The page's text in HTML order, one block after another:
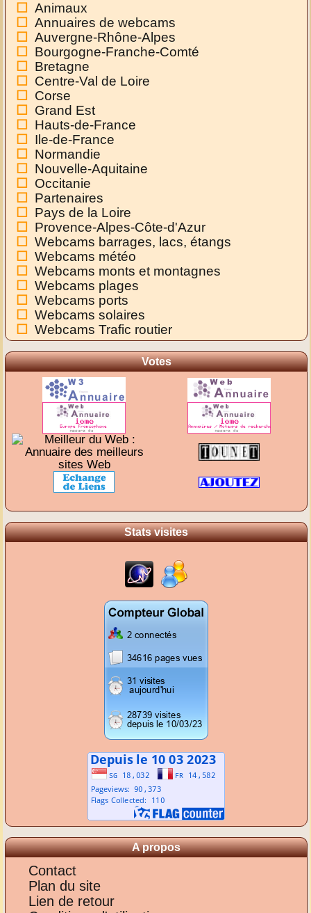
Animaux
Annuaires de webcams
Auvergne-Rhône-Alpes
Bourgogne-Franche-Comté
Bretagne
Centre-Val de Loire
Corse
Grand Est
Hauts-de-France
Ile-de-France
Normandie
Nouvelle-Aquitaine
Occitanie
Partenaires
Pays de la Loire
Provence-Alpes-Côte-d'Azur
Webcams barrages, lacs, étangs
Webcams météo
Webcams monts et montagnes
Webcams plages
Webcams ports
Webcams solaires
Webcams Trafic routier
Votes
Stats visites
A propos
Contact
Plan du site
Lien de retour